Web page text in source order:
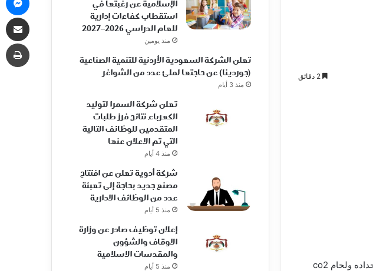
تعلن شركه الباهاوس عن حاجتها لوظائف متاحة التاليه:* دهين سيارت * عمال *فني صاج * فني حداده ولحام co2
الإسلامية عن رغبتها في
استقطاب كفاءات إدارية
للعام الدراسي 2026–2027
منذ يومين
تعلن الشركة السعودية الأردنية للتنمية الصناعية
(جوردينا) عن حاجتها لملئ عدد من الشواغر
منذ 3 أيام
تعلن شركة السمرا لتوليد
الكهرباء نتائج فرز طلبات
المتقدمين للوظائف التالية
التي تم الاعلان عنها
منذ 4 أيام
شركة أدوية تعلن عن افتتاح
مصنع جديد بحاجة إلى تعبئة
عدد من الوظائف الادارية
منذ 5 أيام
إعلان توظيف صادر عن وزارة
الاوقاف والشؤون
والمقدسات الاسلامية
منذ 5 أيام